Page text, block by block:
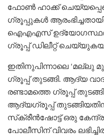
ഫോൺ ഹാക്ക്
ഗ്രൂപ്പുകൾ ആരംഭിച്ചതായി
ഐഎഎസ്
ഗ്രൂപ്പ് ഡിലീറ്റ്
ഇതിനുപിന്നാലെ ‘മല്ലു
ഗ്രൂപ്പ് തുടങ്ങി. ആദ്യ
രണ്ടാമത്തെ ഗ്രൂപ്പ്
ആദ്യഗ്രൂപ്പ് തുടങ്ങിയതിനു
സ്‌ക്രീൻഷോട്ട് ഒരു
പോലീസിന് വിവരം